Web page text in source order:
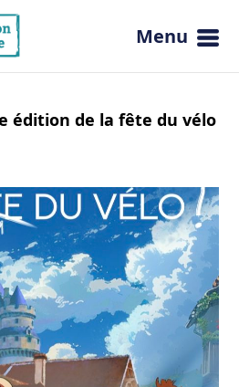
Ouvrir
Menu
édition de la fête du vélo